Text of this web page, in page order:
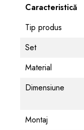
Caracteristică
Tip produs
Set
Material
Dimensiune
Montaj